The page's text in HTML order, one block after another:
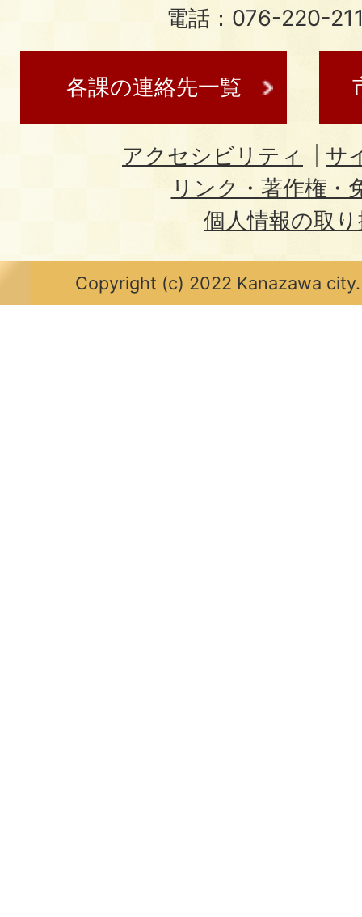
電話：076-220-
各課の連絡先一覧
アクセシビリティ
サ
リンク・著作権・
個人情報の取
Copyright (c) 2022 Kanazawa